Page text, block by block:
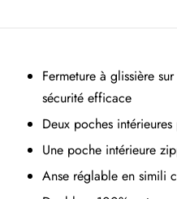
Fermeture à glissière
sécurité efficace
Deux poches intérieures
Une poche intérieure
Anse réglable en simili